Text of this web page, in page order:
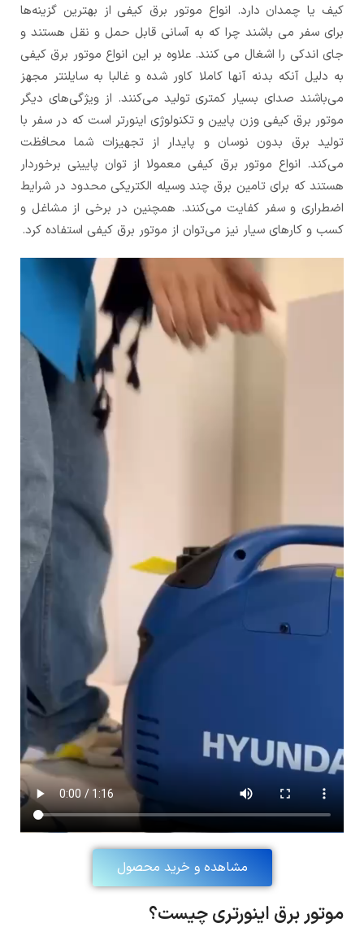
کیف یا چمدان دارد. انواع موتور برق کیفی از بهترین گزینه‌ها
برای سفر می باشند چرا که به آسانی قابل حمل و نقل هستند و
جای اندکی را اشغال می کنند. علاوه بر این انواع موتور برق کیفی
به دلیل آنکه بدنه آنها کاملا کاور شده و غالبا به سایلنتر مجهز
می‌باشند صدای بسیار کمتری تولید می‌کنند. از ویژگی‌های دیگر
موتور برق کیفی وزن پایین و تکنولوژی اینورتر است که در سفر با
تولید برق بدون نوسان و پایدار از تجهیزات شما محافظت
می‌کند. انواع موتور برق کیفی معمولا از توان پایینی برخوردار
هستند که برای تامین برق چند وسیله الکتریکی محدود در شرایط
اضطراری و سفر کفایت می‌کنند. همچنین در برخی از مشاغل و
کسب و کارهای سیار نیز می‌توان از موتور برق کیفی استفاده کرد.
مشاهده و خرید محصول
موتور برق اینورتری چیست؟